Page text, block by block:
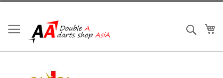
跳
內
容
搜索